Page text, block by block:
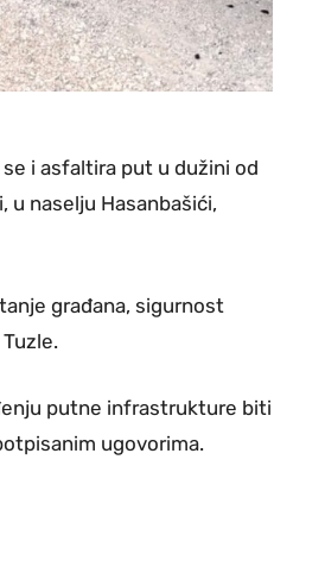
i asfaltira put u dužini od
u naselju Hasanbašići,
građana, sigurnost
putne infrastrukture biti
ugovorima.